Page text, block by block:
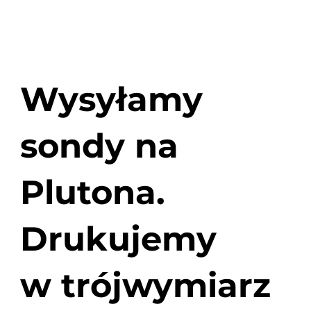
Wysyłamy
sondy na
Plutona.
Drukujemy
w trójwymiarz